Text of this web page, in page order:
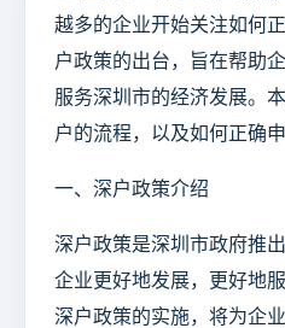
越多的企业开始关注如何
户政策的出台，旨在帮助
服务深圳市的经济发展。
户的流程，以及如何正确
一、深户政策介绍
深户政策是深圳市政府推
企业更好地发展，更好地
深户政策的实施，将为企